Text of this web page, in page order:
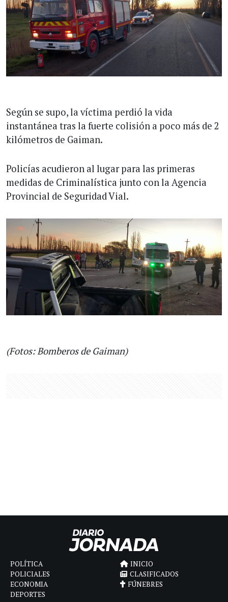
Según se supo, la víctima perdió la vida
instantánea tras la fuerte colisión a poco más de 2
kilómetros de Gaiman.
Policías acudieron al lugar para las primeras
medidas de Criminalística junto con la Agencia
Provincial de Seguridad Vial.
(Fotos: Bomberos de Gaiman)
POLÍTICA
POLICIALES
ECONOMIA
DEPORTES
INICIO
CLASIFICADOS
FÚNEBRES